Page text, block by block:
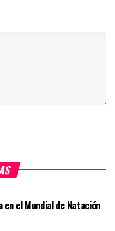
el Mundial de Natación